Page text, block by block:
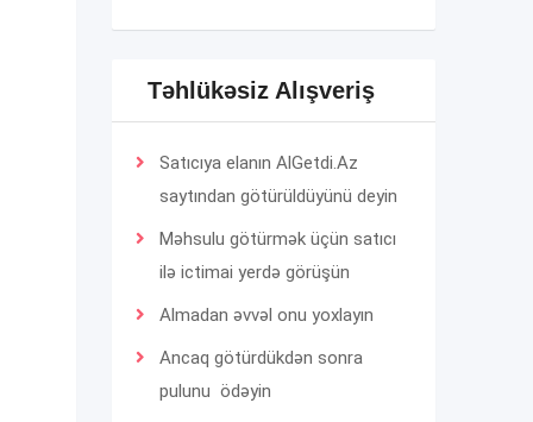
Təhlükəsiz Alışveriş
Satıcıya elanın AlGetdi.Az
saytından götürüldüyünü deyin
Məhsulu götürmək üçün satıcı
ilə ictimai yerdə görüşün
Almadan əvvəl onu yoxlayın
Ancaq götürdükdən sonra
pulunu ödəyin